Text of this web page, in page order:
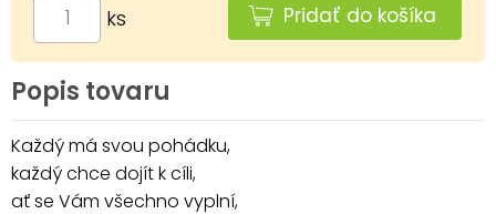
ks Pridať do košíka
Popis tovaru
Každý má svou pohádku,
každý chce dojít k cíli,
ať se Vám všechno vyplní,